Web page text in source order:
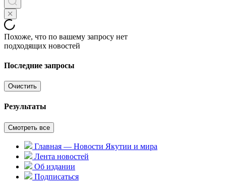
Похоже, что по вашему запросу нет
подходящих новостей
Последние запросы
Очистить
Результаты
Смотреть все
Главная — Новости Якутии и мира
Лента новостей
Об издании
Подписаться